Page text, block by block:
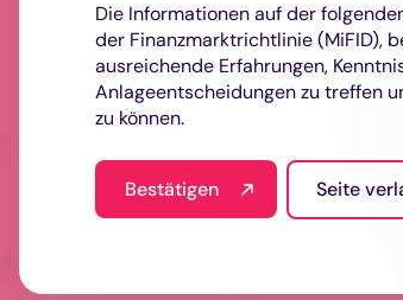
Aubrey Global
Emerging
Markets
Opportunities
ELM Global
TICO
Die Informationen auf der
der Finanzmarktrichtlinie (MiFID),
ausreichende Erfahrungen,
Anlageentscheidungen zu treffen
zu können.
Bestätigen Seite